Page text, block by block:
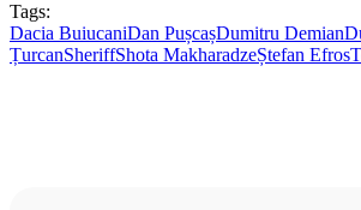
Tags:
Dacia BuiucaniDan PușcașDumitru Demian
ȚurcanSheriffShota MakharadzeȘtefan Efros